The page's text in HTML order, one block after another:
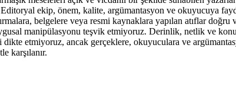
Editoryal ekip, önem, kalite, argümantasyon ve okuyucuya
belgelere veya resmi kaynaklara yapılan atıflar
manipülasyonu teşvik etmiyoruz. Derinlik, netlik ve
etmiyoruz, ancak gerçeklere, okuyuculara ve
karşılanır.